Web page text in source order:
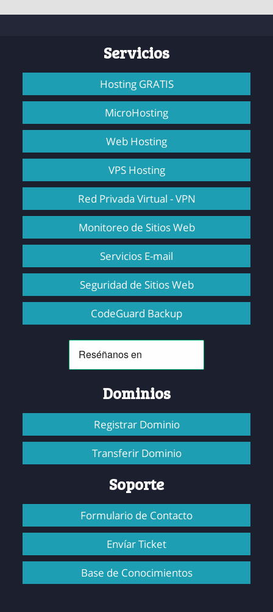
Servicios
Hosting GRATIS
MicroHosting
Web Hosting
VPS Hosting
Red Privada Virtual - VPN
Monitoreo de Sitios Web
Servicios E-mail
Seguridad de Sitios Web
CodeGuard Backup
Dominios
Registrar Dominio
Transferir Dominio
Soporte
Formulario de Contacto
Envíar Ticket
Base de Conocimientos